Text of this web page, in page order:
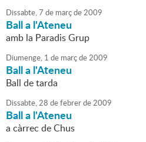
Dissabte,7 de marçde2009
Ball a l'Ateneu
amb la Paradis Grup
Diumenge, 1 de marçde2009
Ball a l'Ateneu
Ball de tarda
Dissabte,28 defebrerde2009
Ball a l'Ateneu
a càrrec de Chus